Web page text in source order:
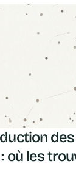
où les